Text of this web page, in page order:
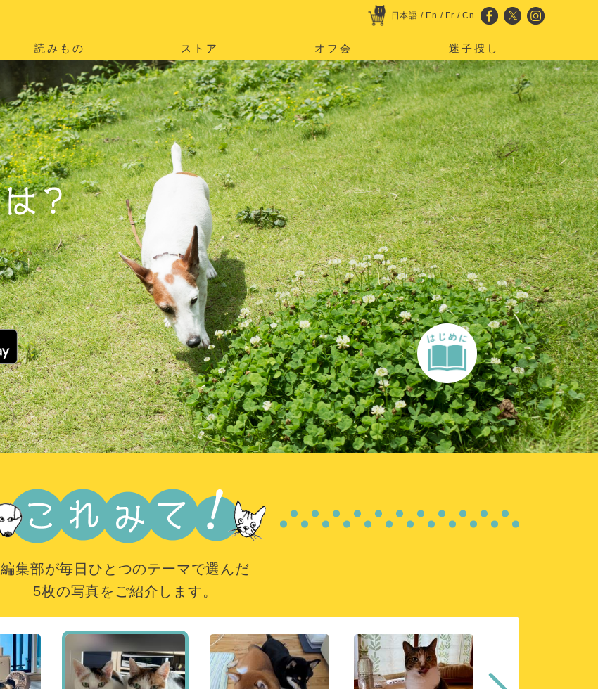
0 日本語 / En / Fr /Cn
読みもの ストア オフ会 迷子捜し
編集部が毎日ひとつのテーマで選んだ
5枚の写真をご紹介します。